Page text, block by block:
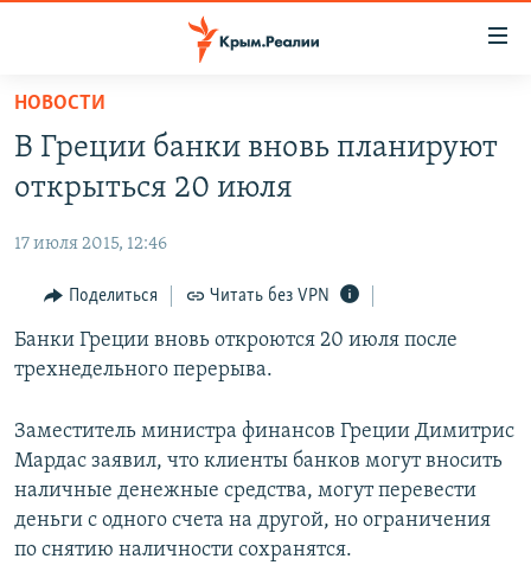
Вернуться
основному
содержанию
Вернутся
навигации
Вернутся
СПЕЦПРОЕКТЫ
КАРТА ВОЕННЫХ ОБЪЕКТОВ КРЫМА
11 ЛЕТ ОККУПАЦИИ КРЫМА. 11 ИСТОРИЙ СОПРОТИВЛЕНИЯ
ВОДА
ИСТОРИЯ
ЕЩЕ
ИНТЕРАКТИВ
ИНФОГРАФИКА
ТЕЛЕПРОЕКТ КРЫМ.РЕАЛИИ
СОВЕТЫ ПРАВОЗАЩИТНИКОВ
ПОБЕДИТЕЛЕЙ НЕ СУДЯТ?
РАДІО СВОБОДА
КАК ОБОЙТИ БЛОКИРОВКУ
Українською
Qırımtatar
ПРИСОЕДИНЯЙТЕСЬ!
НОВОСТИ
В Греции банки вновь планируют
открыться 20 июля
17 июля 2015, 12:46
Поделиться Читать без VPN
Банки Греции вновь откроются 20 июля после
трехнедельного перерыва.
Заместитель министра финансов Греции Димитрис
Мардас заявил, что клиенты банков могут вносить
наличные денежные средства, могут перевести
деньги с одного счета на другой, но ограничения
по снятию наличности сохранятся.